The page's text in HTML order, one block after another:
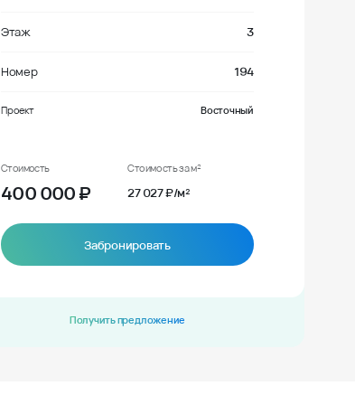
Этаж 3
Номер 194
Проект Восточный
Стоимость
400 000₽
Стоимость за м²
27 027 ₽/м²
Забронировать
Получить предложение